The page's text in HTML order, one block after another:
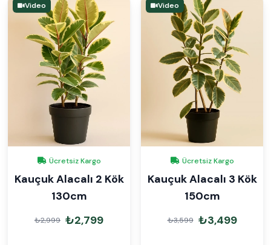
Video
Ücretsiz Kargo
Kauçuk Alacalı 2 Kök
130cm
₺2,999 ₺2,799
Video
Ücretsiz Kargo
Kauçuk Alacalı 3 Kök
150cm
₺3,599 ₺3,499